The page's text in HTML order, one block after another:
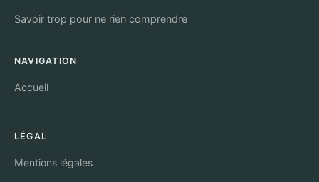
Savoir trop pour ne rien comprendre
NAVIGATION
Accueil
LÉGAL
Mentions légales